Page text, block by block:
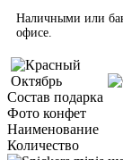
Наличными или
офисе.
Состав подарка
Фото конфет
Наименование
Количество